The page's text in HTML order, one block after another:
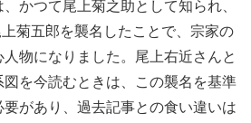
かつて尾上菊之助として知られ、
菊五郎を襲名したことで、宗家の
物になりました。尾上右近さんと
を今読むときは、この襲名を基準
があり、過去記事との食い違いは